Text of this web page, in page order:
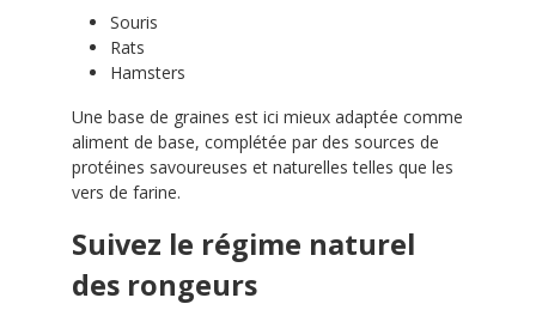
Souris
Rats
Hamsters
Une base de graines est ici mieux adaptée comme
aliment de base, complétée par des sources de
protéines savoureuses et naturelles telles que les
vers de farine.
Suivez le régime naturel
des rongeurs